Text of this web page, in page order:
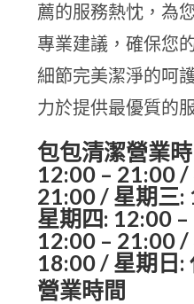
薦的服務熱忱，為
專業建議，確保您
細節完美潔淨的呵
力於提供最優質的
包包清潔營業
12:00 – 21:00 /
21:00 / 星期三:
星期四: 12:00
12:00 – 21:00 /
18:00 / 星期日:
營業時間